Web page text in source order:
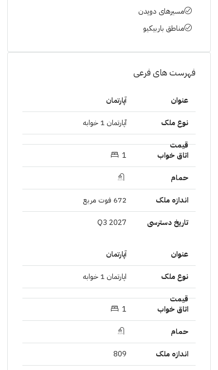
مسیرهای دویدن
مناطق باربیکیو
فهرست های فرعی
آپارتمان
آپارتمان 1 خوابە
1
672 فوت مربع
2027 Q3
آپارتمان
اپارتمان 1 خوابە
1
809